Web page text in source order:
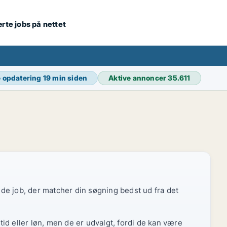
jobs på nettet
opdatering 19 min siden Aktive annoncer35.611
job, der matcher din søgning bedst ud fra det
eller løn, men de er udvalgt, fordi de kan være